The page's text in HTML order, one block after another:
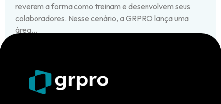
reverem a forma como treinam e desenvolvem seus
colaboradores. Nesse cenário, a GRPRO lança uma
área...